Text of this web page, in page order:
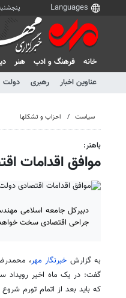
پنجشنبه ۱۵ مرداد
خانه فرهنگ و ادب هنر
عناوین اخبار
رهبری دولت
سیاست احزاب و تشکلها
باهنر:
موافق اقدامات
دبیرکل جامعه اسلامی
جراحی اقتصادی سخت
به گزارش خبرنگار مهر،
گفت: در یک ماه اخیر رویداد
که باید بعد از اتمام تورم